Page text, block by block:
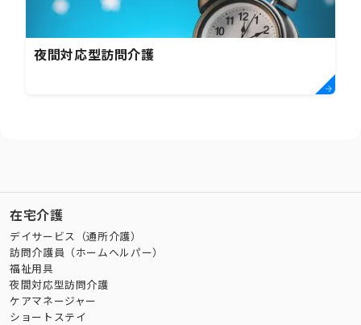
夜間対応型訪問介護
在宅介護
デイサービス（通所介護）
訪問介護員（ホームヘルパー）
福祉用具
夜間対応型訪問介護
ケアマネージャー
ショートステイ